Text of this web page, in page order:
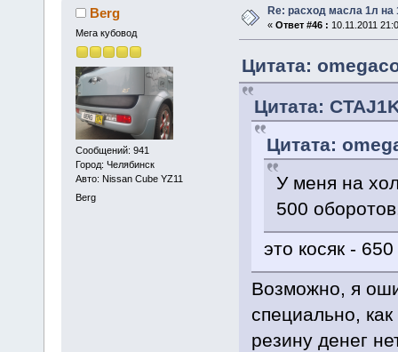
Berg
Мега кубовод
Сообщений: 941
Город: Челябинск
Авто: Nissan Cube YZ11
Berg
Re: расход масла 1л на
« Ответ #46 : 10.11.2011
Цитата:
Цитата:
Цитата:
У меня на
500
это косяк -
Возможно, я
специально,
резину денег